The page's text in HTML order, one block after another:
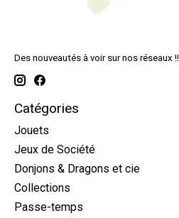
Des nouveautés à voir sur nos réseaux !!
Catégories
Jouets
Jeux de Société
Donjons & Dragons et cie
Collections
Passe-temps